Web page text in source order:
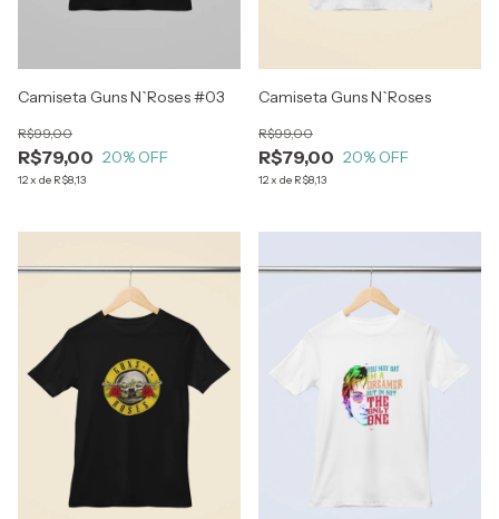
Camiseta Guns N`Roses #03
R$79,00
R$99,00
20% OFF
12x de R$8,13
Camiseta Guns N`Roses
R$79,00
R$99,00
20% OFF
12x de R$8,13